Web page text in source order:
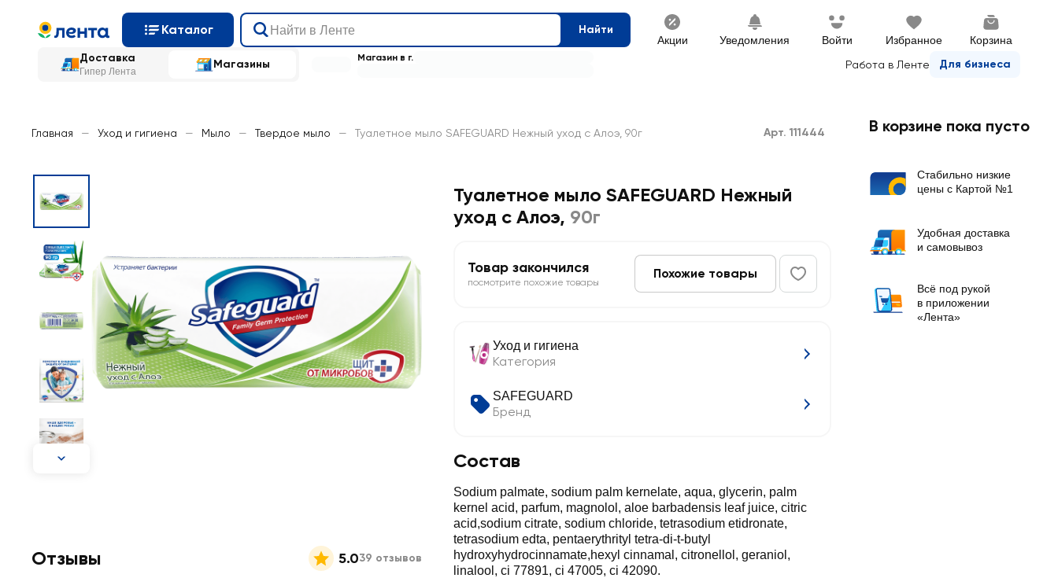
Каталог Найти
Акции Уведомления Войти Избранное Корзина
Доставка
Гипер Лента
Магазины Работа в Ленте Для бизнеса
Магазин в г.
Главная — Уход и гигиена — Мыло — Твердое мыло — Туалетное мыло SAFEGUARD Нежный уход с Алоэ, 90г Арт. 111444
Туалетное мыло SAFEGUARD Нежный
уход с Алоэ, 90г
Товар закончился
посмотрите похожие товары
Похожие товары
Уход и гигиена
Категория
SAFEGUARD
Бренд
Состав
Sodium palmate, sodium palm kernelate, aqua, glycerin, palm
kernel acid, parfum, magnolol, aloe barbadensis leaf juice, citric
acid,sodium citrate, sodium chloride, tetrasodium etidronate,
tetrasodium edta, pentaerythrityl tetra-di-t-butyl
hydroxyhydrocinnamate,hexyl cinnamal, citronellol, geraniol,
linalool, ci 77891, ci 47005, ci 42090.
Отзывы 5.039 отзывов
В корзине пока пусто
Стабильно низкие
цены с Картой №1
Удобная доставка
и самовывоз
Всё под рукой
в приложении
«Лента»